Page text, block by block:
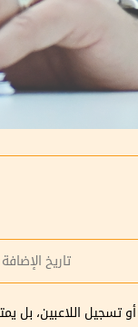
تاريخ الإضافة
اللاعبين، بل